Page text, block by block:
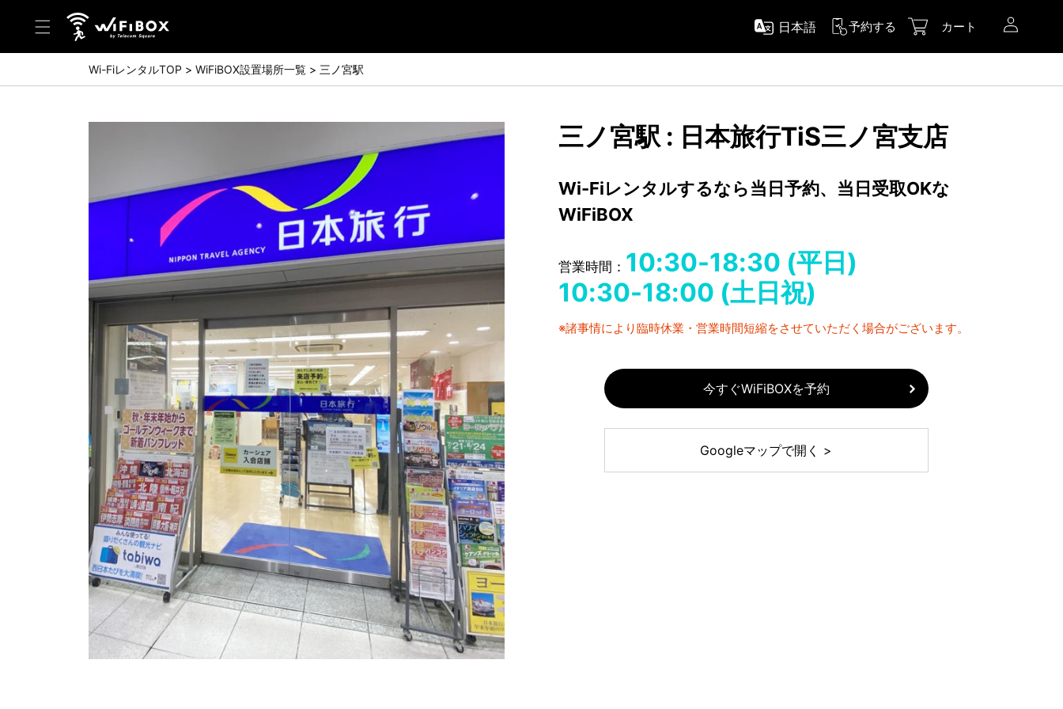
ヘルプセンター(FAQ)(日本語)
お問い合わせ(日本語)
日本語 予約する カート
Wi-FiレンタルTOP WiFiBOX設置場所一覧 三ノ宮駅
三ノ宮駅 : 日本旅行TiS三ノ宮支店
Wi-Fiレンタルするなら当日予約、当日受取OKな
WiFiBOX
営業時間： 10:30-18:30 (平日)
10:30-18:00 (土日祝)
※諸事情により臨時休業・営業時間短縮をさせていただく場合がございます。
今すぐWiFiBOXを予約
Googleマップで開く >